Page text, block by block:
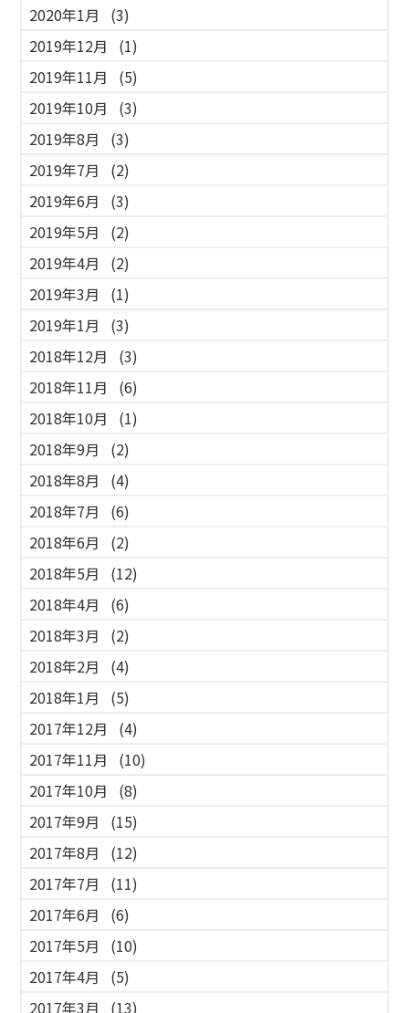
2020年1月
(3)
2019年12月
(1)
2019年11月
(5)
2019年10月
(3)
2019年8月
(3)
2019年7月
(2)
2019年6月
(3)
2019年5月
(2)
2019年4月
(2)
2019年3月
(1)
2019年1月
(3)
2018年12月
(3)
2018年11月
(6)
2018年10月
(1)
2018年9月
(2)
2018年8月
(4)
2018年7月
(6)
2018年6月
(2)
2018年5月
(12)
2018年4月
(6)
2018年3月
(2)
2018年2月
(4)
2018年1月
(5)
2017年12月
(4)
2017年11月
(10)
2017年10月
(8)
2017年9月
(15)
2017年8月
(12)
2017年7月
(11)
2017年6月
(6)
2017年5月
(10)
2017年4月
(5)
2017年3月
(13)